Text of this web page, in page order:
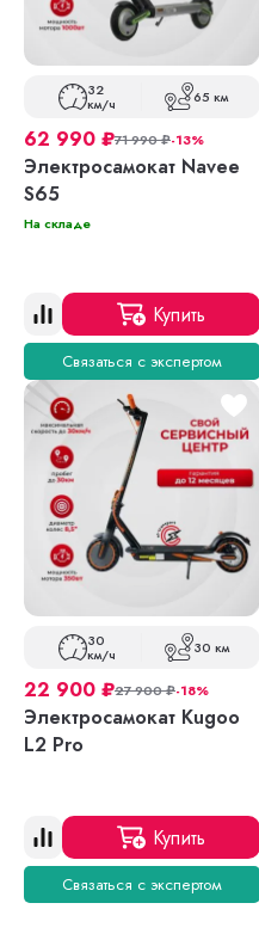
32
км/ч 65 км
62 990 ₽71 990₽-13%
Электросамокат Navee
S65
На складе
Купить
Связаться с экспертом
30
км/ч 30 км
22 900 ₽27 900₽-18%
Электросамокат Kugoo
L2 Pro
Купить
Связаться с экспертом